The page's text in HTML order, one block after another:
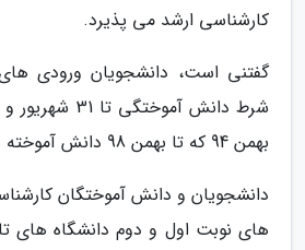
کارشناسی ارشد می پذیرد.
شرط دانش
بهمن 94 که تا بهمن 98 دانش آموخته شده باشند.
دانشجویان و دانش آموختگان
های نوبت اول و دوم دانشگاه های